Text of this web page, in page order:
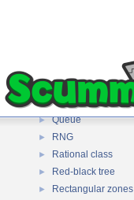
► Game platforms
► Pointers
► Queue
► RNG
► Rational class
► Red-black tree
► Rectangular zones